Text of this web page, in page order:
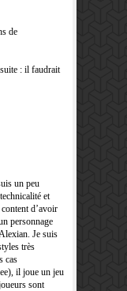
de
: il faudrait
un peu
et
d’avoir
personnage
Je suis
très
cas
il joue un jeu
sont